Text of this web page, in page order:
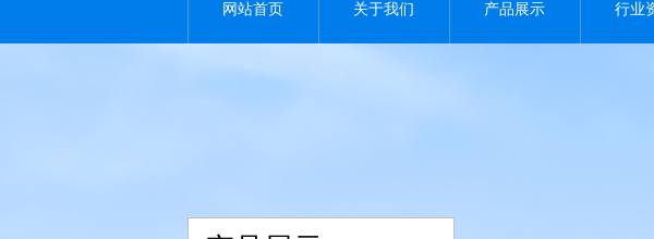
网站首页 关于我们 产品展示 行业